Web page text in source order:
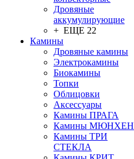
Дровяные
аккумулирующие
+ ЕЩЕ 22
Камины
Дровяные камины
Электрокамины
Биокамины
Топки
Облицовки
Аксессуары
Камины ПРАГА
Камины МЮНХЕН
Камины ТРИ
СТЕКЛА